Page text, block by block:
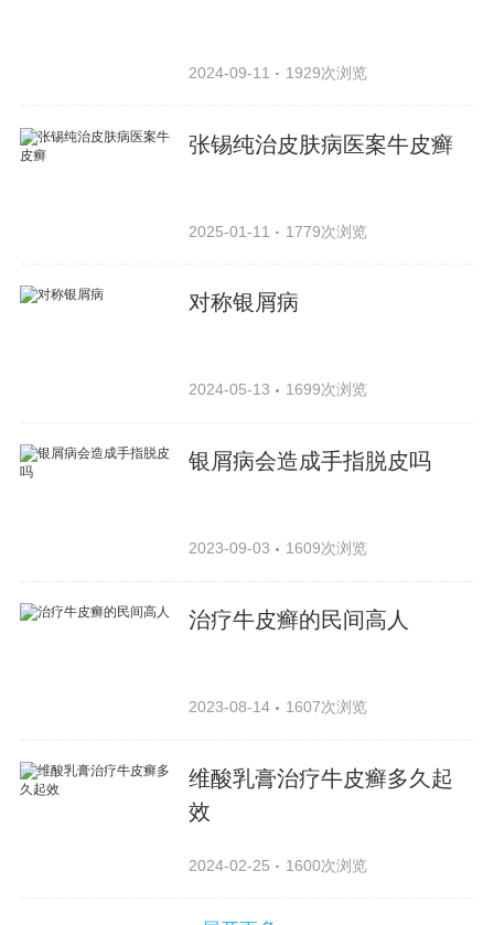
2024-09-11 1929次浏览
张锡纯治皮肤病医案牛皮癣
2025-01-11 1779次浏览
对称银屑病
2024-05-13 1699次浏览
银屑病会造成手指脱皮吗
2023-09-03 1609次浏览
治疗牛皮癣的民间高人
2023-08-14 1607次浏览
维酸乳膏治疗牛皮癣多久起
效
2024-02-25 1600次浏览